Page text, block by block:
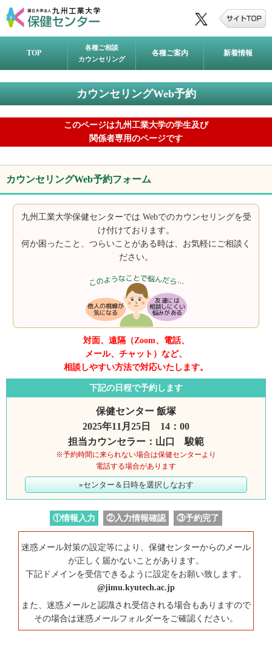
TOP
各種ご相談
カウンセリング
各種ご案内 新着情報
カウンセリングWeb予約
このページは九州工業大学の学生及び
関係者専用のページです
カウンセリングWeb予約フォーム
九州工業大学保健センターでは Webでのカウンセリングを受
け付けております。
何か困ったこと、つらいことがある時は、お気軽にご相談く
ださい。
対面、遠隔（Zoom、電話、
メール、チャット）など、
相談しやすい方法で対応いたします。
下記の日程で予約します
保健センター 飯塚
2025年11月25日 14：00
担当カウンセラー：山口 駿範
※予約時間に来られない場合は保健センターより
電話する場合があります
»センター＆日時を選択しなおす
①情報入力 ②入力情報確認 ③予約完了
迷惑メール対策の設定等により、保健センターからのメール
が正しく届かないことがあります。
下記ドメインを受信できるように設定をお願い致します。
@jimu.kyutech.ac.jp
また、迷惑メールと認識され受信される場合もありますので
その場合は迷惑メールフォルダーをご確認ください。